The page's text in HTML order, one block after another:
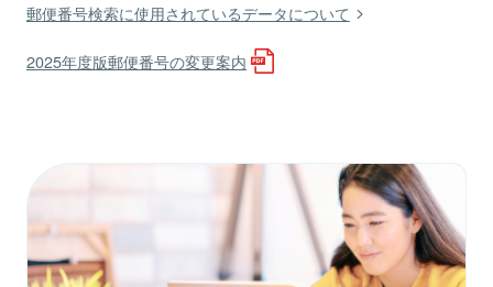
郵便番号検索に使用されているデータについて
2025年度版郵便番号の変更案内